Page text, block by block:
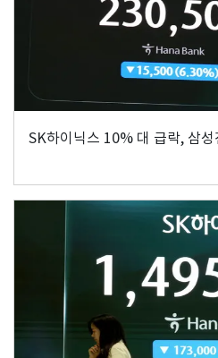
SK하이닉스 10% 대 급락, 삼